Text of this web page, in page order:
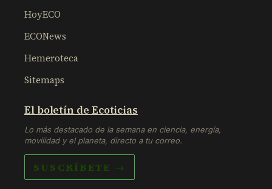
HoyECO
ECONews
Hemeroteca
Sitemaps
El boletín de Ecoticias
Lo más destacado de la semana en ciencia, energía,
movilidad y el planeta, directo a tu correo.
SUSCRÍBETE →